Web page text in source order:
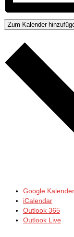
Zum Kalender
Google Kalender
iCalendar
Outlook 365
Outlook Live